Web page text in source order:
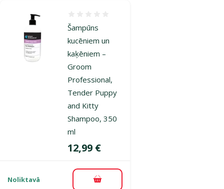
Šampūns
kucēniem un
kaķēniem –
Groom
Professional,
Tender Puppy
and Kitty
Shampoo, 350
ml
Cena
12,99 €
Noliktavā Pievienot grozam